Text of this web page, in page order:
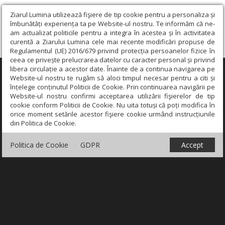
Ziarul Lumina utilizează fişiere de tip cookie pentru a personaliza și
îmbunătăți experiența ta pe Website-ul nostru. Te informăm că ne-
am actualizat politicile pentru a integra în acestea și în activitatea
curentă a Ziarului Lumina cele mai recente modificări propuse de
Regulamentul (UE) 2016/679 privind protecția persoanelor fizice în
ceea ce privește prelucrarea datelor cu caracter personal și privind
libera circulație a acestor date. Înainte de a continua navigarea pe
Website-ul nostru te rugăm să aloci timpul necesar pentru a citi și
înțelege conținutul Politicii de Cookie. Prin continuarea navigării pe
Website-ul nostru confirmi acceptarea utilizării fişierelor de tip
cookie conform Politicii de Cookie. Nu uita totuși că poți modifica în
orice moment setările acestor fişiere cookie urmând instrucțiunile
din Politica de Cookie.
Politica de Cookie GDPR Accept
×